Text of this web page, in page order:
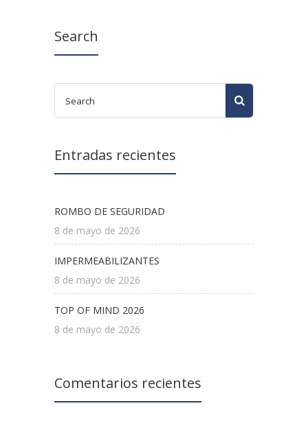
Search
Entradas recientes
ROMBO DE SEGURIDAD
8 de mayo de 2026
IMPERMEABILIZANTES
8 de mayo de 2026
TOP OF MIND 2026
8 de mayo de 2026
Comentarios recientes